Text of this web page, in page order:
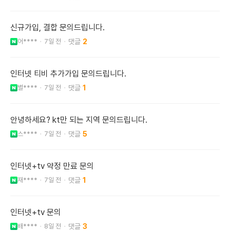
신규가입, 결합 문의드립니다.
어**** 7일 전 2
인터넷 티비 추가가입 문의드립니다.
별**** 7일 전 1
안녕하세요? kt만 되는 지역 문의드립니다.
스**** 7일 전 5
인터넷+tv 약정 만료 문의
재**** 7일 전 1
인터넷+tv 문의
배**** 8일 전 3